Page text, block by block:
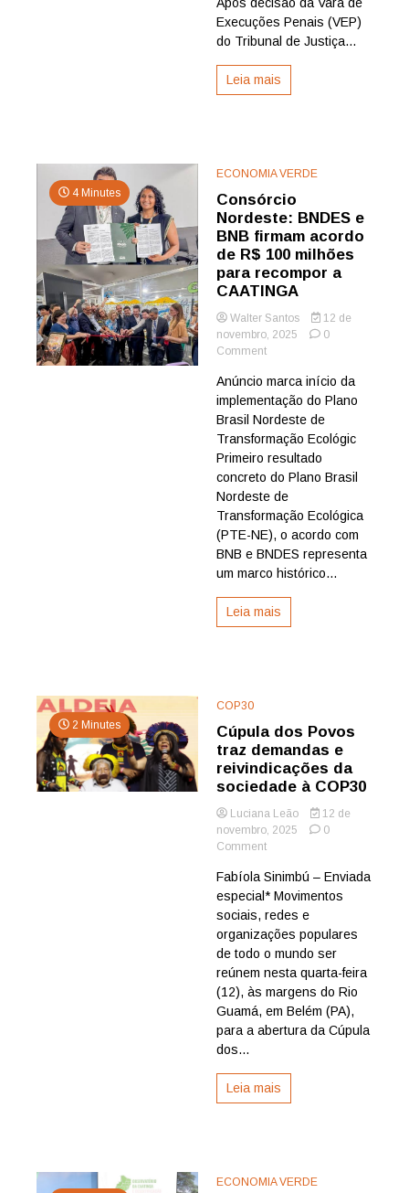
Execuções Penais (VEP)
do Tribunal de Justiça...
Leia mais
4 Minutes
ECONOMIA VERDE
Consórcio
Nordeste: BNDES e
BNB firmam acordo
de R$ 100 milhões
para recompor a
CAATINGA
Walter Santos
12 de
novembro, 2025
0
Commenton
Nordeste:
BNDES
e
firmam
acordo
de
R$
100
milhões
para
a
CAATINGA
Anúncio marca início da
implementação do Plano
Brasil Nordeste de
Transformação Ecológic
Primeiro resultado
concreto do Plano Brasil
Nordeste de
Transformação Ecológica
(PTE-NE), o acordo com
BNB e BNDES representa
um marco histórico...
Leia mais
2 Minutes
COP30
Cúpula dos Povos
traz demandas e
reivindicações da
sociedade à COP30
Luciana Leão
12 de
novembro, 2025
0
Commenton
dos
Povos
traz
demandas
e
reivindicações
da
sociedade
à
COP30
Fabíola Sinimbú – Enviada
especial* Movimentos
sociais, redes e
organizações populares
de todo o mundo ser
reúnem nesta quarta-feira
(12), às margens do Rio
Guamá, em Belém (PA),
para a abertura da Cúpula
dos...
Leia mais
ECONOMIA VERDE